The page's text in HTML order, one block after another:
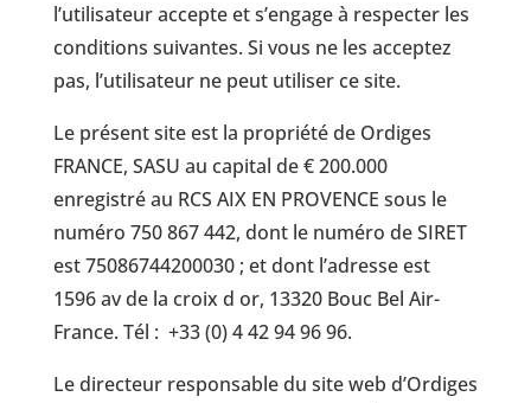
l’utilisateur accepte et s’engage à respecter les
conditions suivantes. Si vous ne les acceptez
pas, l’utilisateur ne peut utiliser ce site.
Le présent site est la propriété de Ordiges
FRANCE, SASU au capital de € 200.000
enregistré au RCS AIX EN PROVENCE sous le
numéro 750 867 442, dont le numéro de SIRET
est 75086744200030 ; et dont l’adresse est
1596 av de la croix d or, 13320 Bouc Bel Air-
France. Tél : +33 (0) 4 42 94 96 96.
Le directeur responsable du site web d’Ordiges